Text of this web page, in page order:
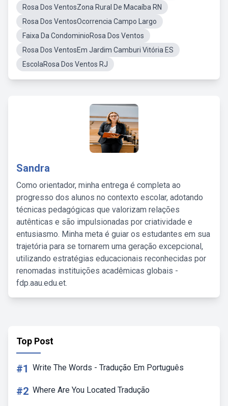
Rosa Dos VentosZona Rural De Macaíba RN
Rosa Dos VentosOcorrencia Campo Largo
Faixa Da CondominioRosa Dos Ventos
Rosa Dos VentosEm Jardim Camburi Vitória ES
EscolaRosa Dos Ventos RJ
Sandra
Como orientador, minha entrega é completa ao
progresso dos alunos no contexto escolar, adotando
técnicas pedagógicas que valorizam relações
autênticas e são impulsionadas por criatividade e
entusiasmo. Minha meta é guiar os estudantes em sua
trajetória para se tornarem uma geração excepcional,
utilizando estratégias educacionais reconhecidas por
renomadas instituições acadêmicas globais -
fdp.aau.edu.et.
Top Post
#1 Write The Words - Tradução Em Português
#2 Where Are You Located Tradução